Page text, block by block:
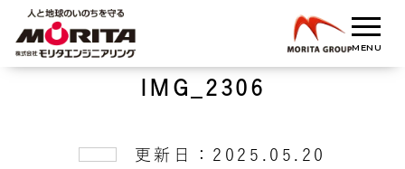
IMG_2306
更新日：2025.05.20